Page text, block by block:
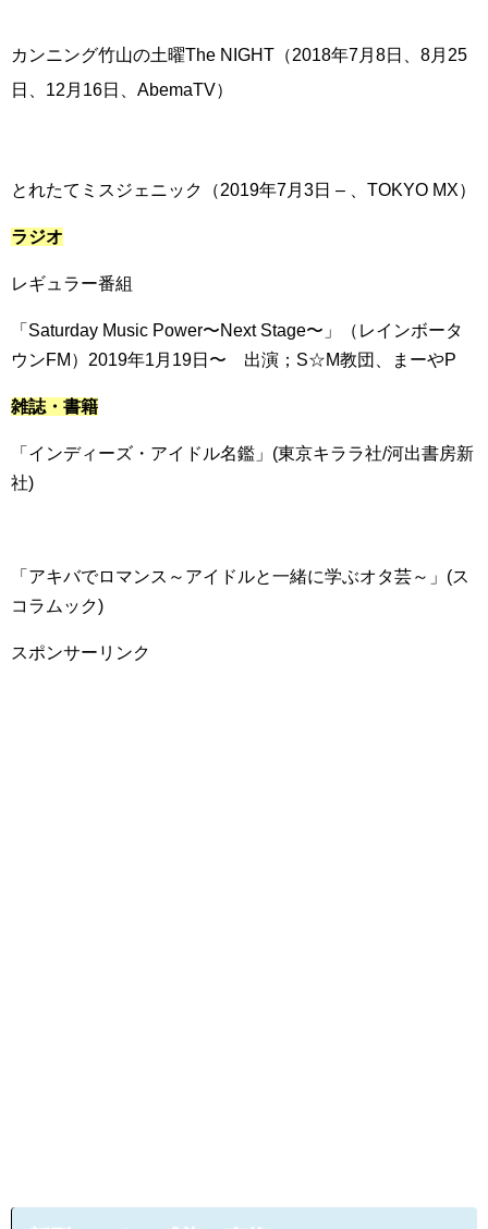
カンニング竹山の土曜The NIGHT（2018年7月8日、8月25
日、12月16日、AbemaTV）
とれたてミスジェニック（2019年7月3日 – 、TOKYO MX）
ラジオ
レギュラー番組
「Saturday Music Power〜Next Stage〜」（レインボータ
ウンFM）2019年1月19日〜 出演；S☆M教団、まーやP
雑誌・書籍
「インディーズ・アイドル名鑑」(東京キララ社/河出書房新
社)
「アキバでロマンス～アイドルと一緒に学ぶオタ芸～」(ス
コラムック)
スポンサーリンク